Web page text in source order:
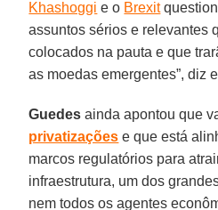
Khashoggi e o Brexit
assuntos sérios e relevantes
colocados na pauta e que
as moedas emergentes”, diz
Guedes ainda apontou que
privatizações e que está
marcos regulatórios para
infraestrutura, um dos
nem todos os agentes